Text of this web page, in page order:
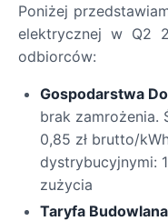
Poniżej
elektrycznej w Q2
odbiorców:
Gospodarstwa
brak zamrożenia.
0,85 zł brutto/
dystrybucyjnymi:
zużycia
Taryfa